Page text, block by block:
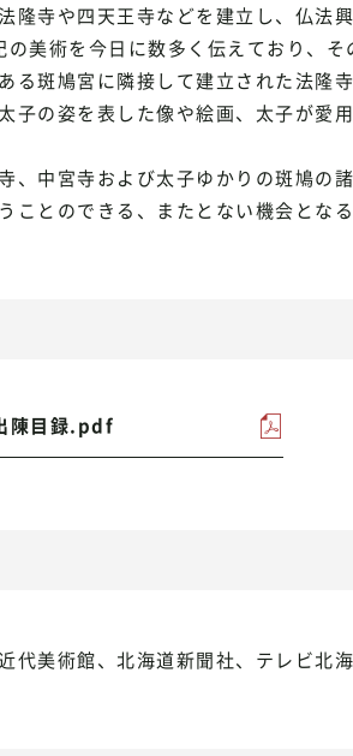
隆寺や四天王寺などを建立し、仏法
美術を今日に数多く伝えており、
る斑鳩宮に隣接して建立された法隆
子の姿を表した像や絵画、太子が愛
、中宮寺および太子ゆかりの斑鳩の
ことのできる、またとない機会となる
陳目録.pdf
代美術館、北海道新聞社、テレビ北